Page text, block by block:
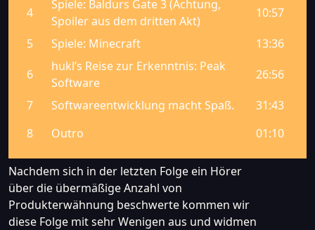
Nachdem sich in der letzten Folge ein Hörer
über die übermäßige Anzahl von
Produkterwähnung beschwerte kommen wir
diese Folge mit sehr Wenigen aus und widmen